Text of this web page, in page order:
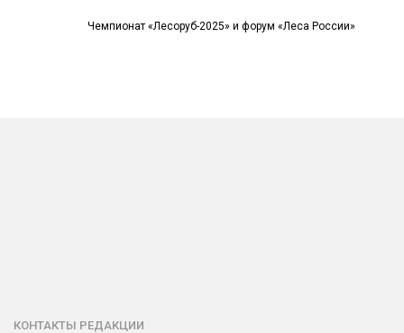
Чемпионат «Лесоруб-2025» и форум «Леса России»
КОНТАКТЫ РЕДАКЦИИ